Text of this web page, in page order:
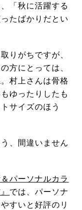
「秋に活躍する
たばかりだとい
りがちですが、
方にとっては、
村上さんは骨格
ゆったりしたも
サイズのほう
、間違いません
＆パーソナルカラ
では、パーソナ
すいと好評のリ